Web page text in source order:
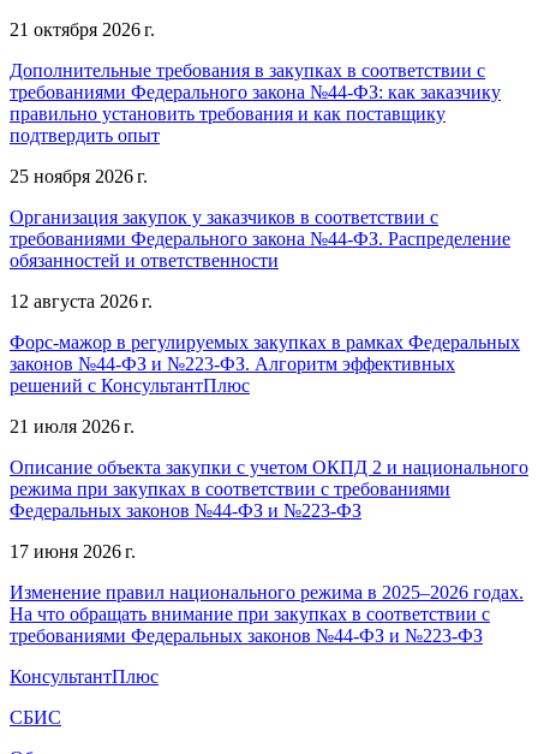
21 октября 2026 г.
Дополнительные требования в закупках в соответствии с
требованиями Федерального закона №44-ФЗ: как заказчику
правильно установить требования и как поставщику
подтвердить опыт
25 ноября 2026 г.
Организация закупок у заказчиков в соответствии с
требованиями Федерального закона №44-ФЗ. Распределение
обязанностей и ответственности
12 августа 2026 г.
Форс-мажор в регулируемых закупках в рамках Федеральных
законов №44-ФЗ и №223-ФЗ. Алгоритм эффективных
решений с КонсультантПлюс
21 июля 2026 г.
Описание объекта закупки с учетом ОКПД 2 и национального
режима при закупках в соответствии с требованиями
Федеральных законов №44-ФЗ и №223-ФЗ
17 июня 2026 г.
Изменение правил национального режима в 2025–2026 годах.
На что обращать внимание при закупках в соответствии с
требованиями Федеральных законов №44-ФЗ и №223-ФЗ
КонсультантПлюс
СБИС